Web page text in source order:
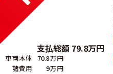
支払総額 79.8万円
車両本体
70.8万円
諸費用
9万円